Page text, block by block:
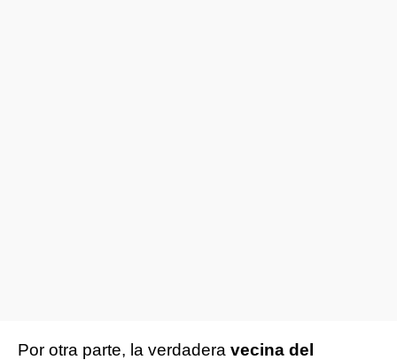
Por otra parte, la verdadera vecina del